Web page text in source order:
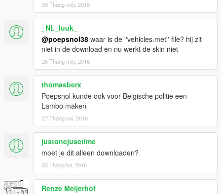
09 Tháng một, 2016
_NL_luuk_
@poepsnol38 waar is de ''vehicles.met'' file? hij zit
niet in de download en nu werkt de skin niet
26 Tháng một, 2016
thomasberx
Poepsnol kunde ook voor Belgische politie een
Lambo maken
27 Tháng hai, 2016
justonejusetime
moet je dit alleen downloaden?
03 Tháng ba, 2016
Renze Meijerhof